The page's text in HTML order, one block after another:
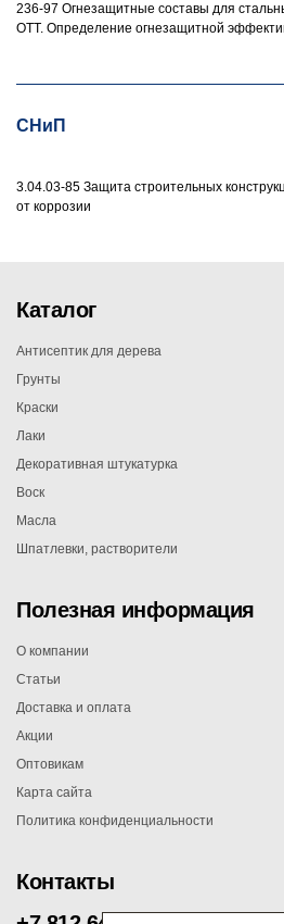
236-97 Огнезащитные составы для
ОТТ. Определение огнезащитной
СНиП
3.04.03-85 Защита строительных
от коррозии
Каталог
Антисептик для дерева
Грунты
Краски
Лаки
Декоративная штукатурка
Воск
Масла
Шпатлевки, растворители
Полезная информация
О компании
Статьи
Доставка и оплата
Акции
Оптовикам
Карта сайта
Политика конфиденциальности
Контакты